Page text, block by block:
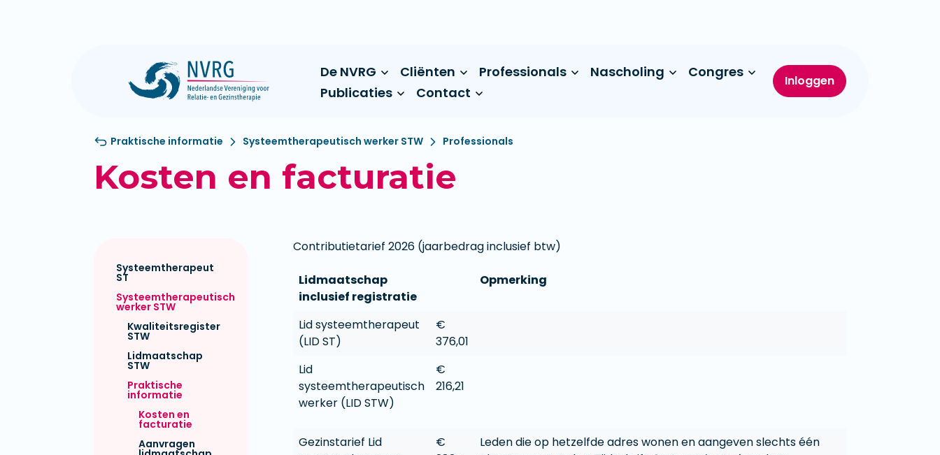
De NVRG Cliënten Professionals Nascholing
Congres
Publicaties
Contact
Inloggen
Praktische informatie Systeemtherapeutisch werker STW Professionals
Kosten en facturatie
Systeemtherapeut
ST
Systeemtherapeutisch
werker STW
Kwaliteitsregister
STW
Lidmaatschap
STW
Praktische
informatie
Kosten en
facturatie
Aanvragen
Contributietarief 2026 (jaarbedrag inclusief btw)
Lidmaatschap
inclusief registratie
Opmerking
Lid systeemtherapeut
(LID ST)
€
376,01
Lid
systeemtherapeutisch
werker (LID STW)
€
216,21
Gezinstarief Lid
€
Leden die op hetzelfde adres wonen en aangeven slechts één